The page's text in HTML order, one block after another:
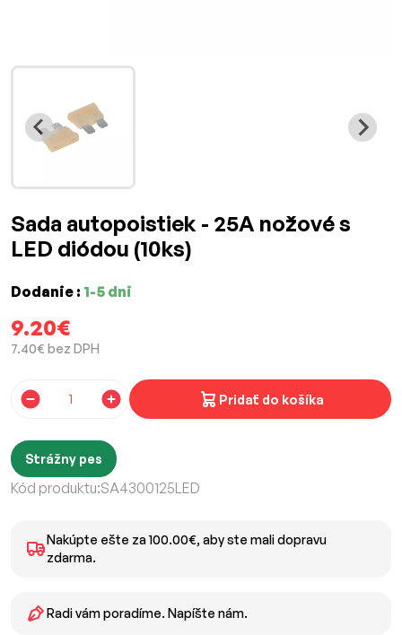
Sada autopoistiek - 25A nožové s
LED diódou (10ks)
Dodanie : 1-5 dni
9.20€
7.40€ bez DPH
Pridať do košíka
Strážny pes
Kód produktu:SA4300125LED
Nakúpte ešte za 100.00€, aby ste mali dopravu
zdarma.
Radi vám poradíme. Napíšte nám.